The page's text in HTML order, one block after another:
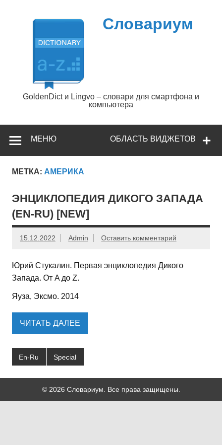
содержимому
Словариум
GoldenDict и Lingvo – словари для смартфона и
компьютера
ОБЛАСТЬ ВИДЖЕТОВ
МЕНЮ
МЕТКА: АМЕРИКА
ЭНЦИКЛОПЕДИЯ ДИКОГО ЗАПАДА
(EN-RU) [NEW]
15.12.2022 Admin Оставить комментарий
Юрий Стукалин. Первая энциклопедия Дикого
Запада. От A до Z.
Яуза, Эксмо. 2014
ЧИТАТЬ ДАЛЕЕ
En-Ru Special
© 2026 Словариум. Все права защищены.